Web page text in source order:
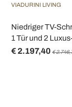
VIADURINI LIVING
Niedriger TV-
1 Tür und 2
€ 2.197,40 €